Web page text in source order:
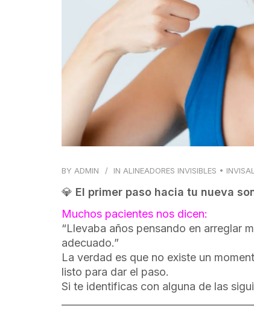
BY ADMIN IN ALINEADORES INVISIBLES •
💎 El primer paso hacia tu nueva
Muchos pacientes nos dicen:
“Llevaba años pensando en arreglar
adecuado.”
La verdad es que no existe un
listo para dar el paso.
Si te identificas con alguna de las